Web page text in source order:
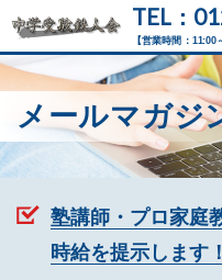
【営業時間：
TEL：
メールマガジ
塾講師・プロ家庭
時給を提示します！